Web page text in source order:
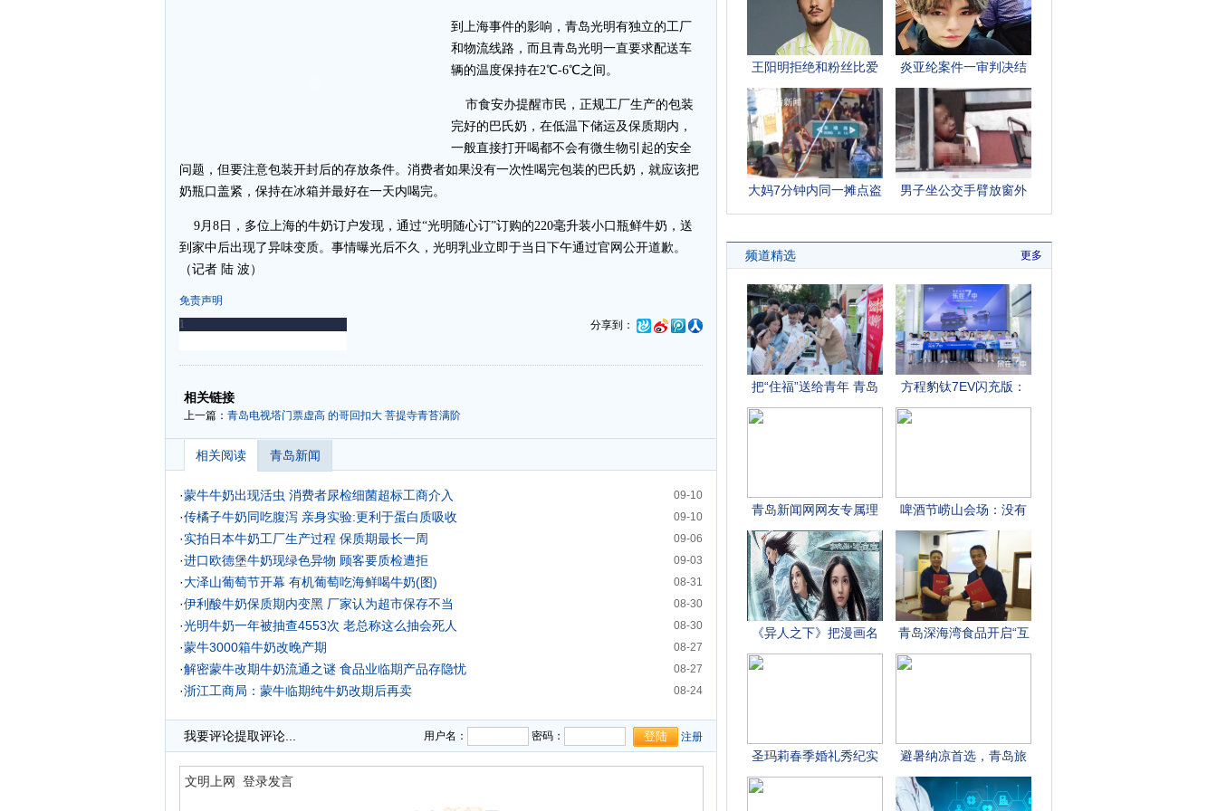
到上海事件的影响，青岛光明有独立的工厂
和物流线路，而且青岛光明一直要求配送车
辆的温度保持在2℃-6℃之间。
市食安办提醒市民，正规工厂生产的包装
完好的巴氏奶，在低温下储运及保质期内，
一般直接打开喝都不会有微生物引起的安全
问题，但要注意包装开封后的存放条件。消费者如果没有一次性喝完包装的巴氏奶，就应该把
奶瓶口盖紧，保持在冰箱并最好在一天内喝完。
9月8日，多位上海的牛奶订户发现，通过“光明随心订”订购的220毫升装小口瓶鲜牛奶，送
到家中后出现了异味变质。事情曝光后不久，光明乳业立即于当日下午通过官网公开道歉。
（记者 陆 波）
免责声明
分享到：
-
相关链接
上一篇： 青岛电视塔门票虚高 的哥回扣大 菩提寺青苔满阶
相关阅读 青岛新闻
09-10
·蒙牛牛奶出现活虫 消费者尿检细菌超标工商介入
09-10
·传橘子牛奶同吃腹泻 亲身实验:更利于蛋白质吸收
09-06
·实拍日本牛奶工厂生产过程 保质期最长一周
09-03
·进口欧德堡牛奶现绿色异物 顾客要质检遭拒
08-31
·大泽山葡萄节开幕 有机葡萄吃海鲜喝牛奶(图)
08-30
·伊利酸牛奶保质期内变黑 厂家认为超市保存不当
08-30
·光明牛奶一年被抽查4553次 老总称这么抽会死人
08-27
·蒙牛3000箱牛奶改晚产期
08-27
·解密蒙牛改期牛奶流通之谜 食品业临期产品存隐忧
08-24
·浙江工商局：蒙牛临期纯牛奶改期后再卖
我要评论提取评论... 用户名： 密码： 注册